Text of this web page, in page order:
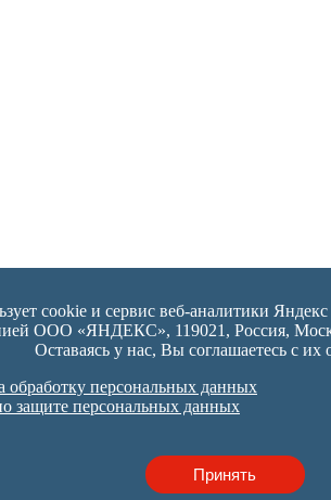
cookie и сервис веб-аналитики
ООО «ЯНДЕКС», 119021, Россия,
Оставаясь у нас, Вы соглашаетесь с их
обработку персональных данных
защите персональных данных
Принять